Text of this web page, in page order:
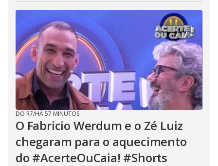
DO R7/HÁ 57 MINUTOS
O Fabricio Werdum e o Zé Luiz
chegaram para o aquecimento
do #AcerteOuCaia! #Shorts